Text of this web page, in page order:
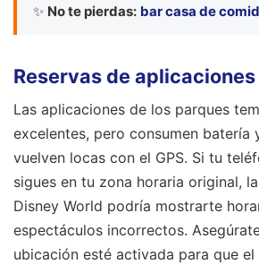
✨ No te pierdas: bar casa de
Reservas de
Las aplicaciones de los parques
excelentes, pero consumen batería
vuelven locas con el GPS. Si tu
sigues en tu zona horaria original,
Disney World podría mostrarte
espectáculos incorrectos.
ubicación esté activada para que